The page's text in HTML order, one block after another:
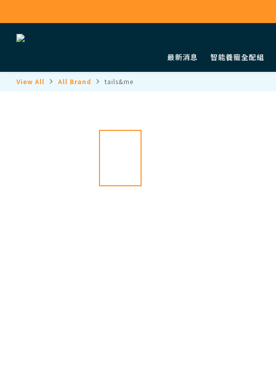
最新消息
智能養寵全配組
View All All Brand tails&me